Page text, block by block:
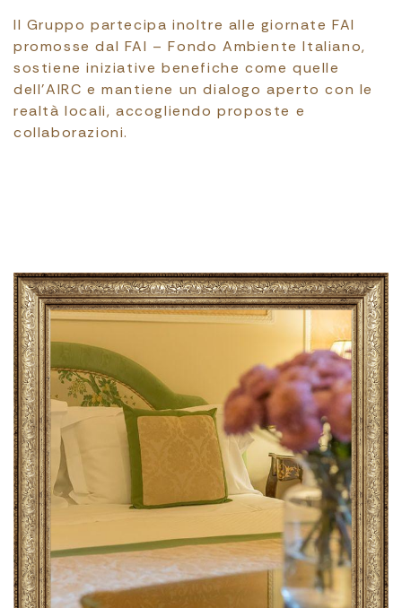
Il Gruppo partecipa inoltre alle giornate FAI
promosse dal FAI – Fondo Ambiente Italiano,
sostiene iniziative benefiche come quelle
dell’AIRC e mantiene un dialogo aperto con le
realtà locali, accogliendo proposte e
collaborazioni.